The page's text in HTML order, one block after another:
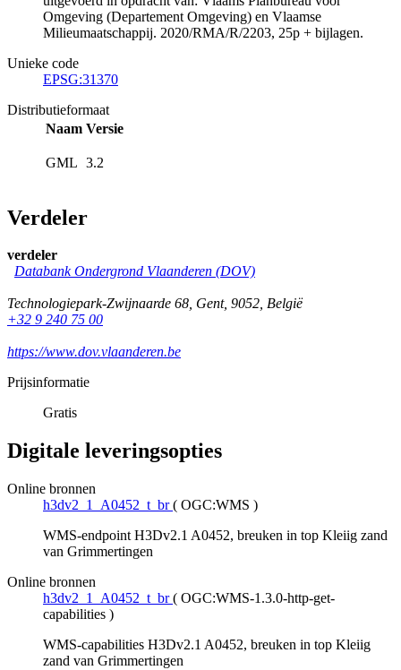
Omgeving (Departement Omgeving) en Vlaamse
Milieumaatschappij. 2020/RMA/R/2203, 25p + bijlagen.
Unieke code
EPSG:31370
Distributieformaat
Naam Versie
GML 3.2
Verdeler
verdeler
Databank Ondergrond Vlaanderen (DOV)
Technologiepark-Zwijnaarde 68, Gent, 9052, België
+32 9 240 75 00
https://www.dov.vlaanderen.be
Prijsinformatie
Gratis
Digitale leveringsopties
Online bronnen
h3dv2_1_A0452_t_br ( OGC:WMS )
WMS-endpoint H3Dv2.1 A0452, breuken in top Kleiig zand
van Grimmertingen
Online bronnen
h3dv2_1_A0452_t_br ( OGC:WMS-1.3.0-http-get-
capabilities )
WMS-capabilities H3Dv2.1 A0452, breuken in top Kleiig
zand van Grimmertingen